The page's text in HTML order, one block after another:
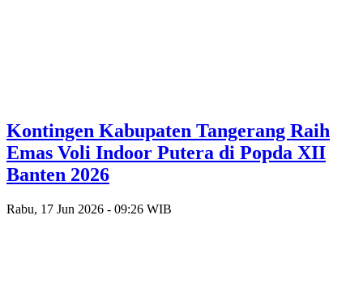
Kontingen Kabupaten Tangerang Raih
Emas Voli Indoor Putera di Popda XII
Banten 2026
Rabu, 17 Jun 2026 - 09:26 WIB